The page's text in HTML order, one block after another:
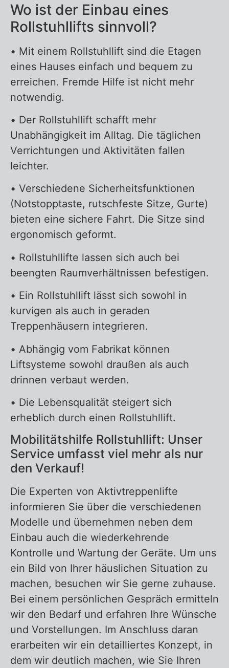
Wo ist der Einbau eines
Rollstuhllifts sinnvoll?
• Mit einem Rollstuhllift sind die Etagen
eines Hauses einfach und bequem zu
erreichen. Fremde Hilfe ist nicht mehr
notwendig.
• Der Rollstuhllift schafft mehr
Unabhängigkeit im Alltag. Die täglichen
Verrichtungen und Aktivitäten fallen
leichter.
• Verschiedene Sicherheitsfunktionen
(Notstopptaste, rutschfeste Sitze, Gurte)
bieten eine sichere Fahrt. Die Sitze sind
ergonomisch geformt.
• Rollstuhllifte lassen sich auch bei
beengten Raumverhältnissen befestigen.
• Ein Rollstuhllift lässt sich sowohl in
kurvigen als auch in geraden
Treppenhäusern integrieren.
• Abhängig vom Fabrikat können
Liftsysteme sowohl draußen als auch
drinnen verbaut werden.
• Die Lebensqualität steigert sich
erheblich durch einen Rollstuhllift.
Mobilitätshilfe Rollstuhllift: Unser
Service umfasst viel mehr als nur
den Verkauf!
Die Experten von Aktivtreppenlifte
informieren Sie über die verschiedenen
Modelle und übernehmen neben dem
Einbau auch die wiederkehrende
Kontrolle und Wartung der Geräte. Um uns
ein Bild von Ihrer häuslichen Situation zu
machen, besuchen wir Sie gerne zuhause.
Bei einem persönlichen Gespräch ermitteln
wir den Bedarf und erfahren Ihre Wünsche
und Vorstellungen. Im Anschluss daran
erarbeiten wir ein detailliertes Konzept, in
dem wir deutlich machen, wie Sie Ihren